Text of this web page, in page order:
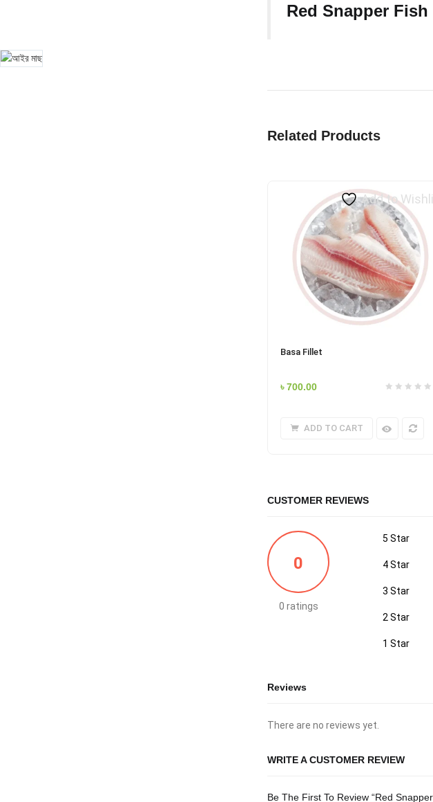
Red Snapper Fish
Related Products
Add to
Basa Fillet
৳700.00
ADD TO CART
CUSTOMER REVIEWS
0
0 ratings
5 Star
4 Star
3 Star
2 Star
1 Star
Reviews
There are no reviews yet.
WRITE A CUSTOMER REVIEW
Be The First To Review “Red